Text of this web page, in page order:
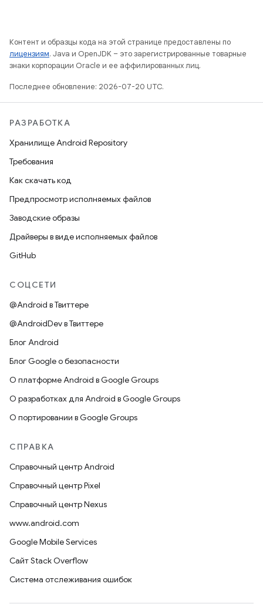
Контент и образцы кода на этой странице предоставлены по
лицензиям. Java и OpenJDK – это зарегистрированные товарные
знаки корпорации Oracle и ее аффилированных лиц.
Последнее обновление: 2026-07-20 UTC.
РАЗРАБОТКА
Хранилище Android Repository
Требования
Как скачать код
Предпросмотр исполняемых файлов
Заводские образы
Драйверы в виде исполняемых файлов
GitHub
СОЦСЕТИ
@Android в Твиттере
@AndroidDev в Твиттере
Блог Android
Блог Google о безопасности
О платформе Android в Google Groups
О разработках для Android в Google Groups
О портировании в Google Groups
СПРАВКА
Справочный центр Android
Справочный центр Pixel
Справочный центр Nexus
www.android.com
Google Mobile Services
Сайт Stack Overflow
Система отслеживания ошибок